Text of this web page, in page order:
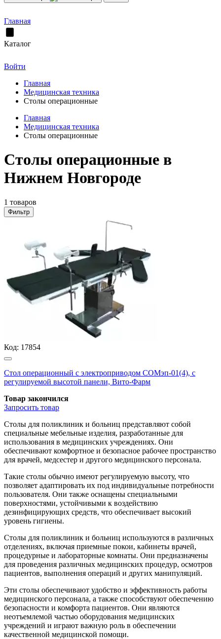
Главная
Каталог
Войти
Главная
Медицинская техника
Столы операционные
Главная
Медицинская техника
Столы операционные
Столы операционные в
Нижнем Новгороде
1 товаров
Фильтр
Код: 17854
Стол операционный с электроприводом СОМэп-01(4), с
регулируемой высотой панели, Вито-Фарм
Товар закончился
Запросить товар
Столы для поликлиник и больниц представляют собой
специальные мебельные изделия, разработанные для
использования в медицинских учреждениях. Они
обеспечивают комфортное и безопасное рабочее пространство
для врачей, медсестер и другого медицинского персонала.
Такие столы обычно имеют регулируемую высоту, что
позволяет адаптировать их под индивидуальные потребности
пользователя. Они также оснащены специальными
поверхностями, устойчивыми к воздействию
дезинфицирующих средств, что обеспечивает высокий
уровень гигиены.
Столы для поликлиник и больниц используются в различных
отделениях, включая приемные покои, кабинеты врачей,
процедурные и лабораторные комнаты. Они предназначены
для проведения различных медицинских процедур, осмотров
пациентов, выполнения операций и других манипуляций.
Эти столы обеспечивают удобство и эффективность работы
медицинского персонала, а также способствуют обеспечению
безопасности и комфорта пациентов. Они являются
неотъемлемой частью оборудования медицинских
учреждений и играют важную роль в обеспечении
качественной медицинской помощи.